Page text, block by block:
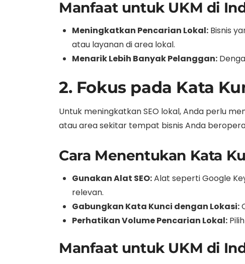
Manfaat untuk UKM di
Meningkatkan Pencarian Lokal: Bisnis
atau layanan di area lokal.
Menarik Lebih Banyak Pelanggan:
2. Fokus pada Kata
Untuk meningkatkan SEO lokal, Anda perlu
atau area sekitar tempat bisnis Anda
Cara Menentukan Kata
Gunakan Alat SEO:Alat seperti Google
relevan.
Gabungkan Kata Kunci dengan Lokasi:
Perhatikan Volume Pencarian Lokal:
Manfaat untuk UKM di